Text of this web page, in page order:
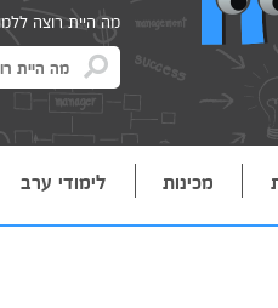
מה היית רוצה
מכינות לימודי ערב